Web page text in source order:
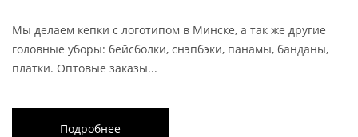
Мы делаем кепки с логотипом в Минске, а так же другие
головные уборы: бейсболки, снэпбэки, панамы, банданы,
платки. Оптовые заказы...
Подробнее